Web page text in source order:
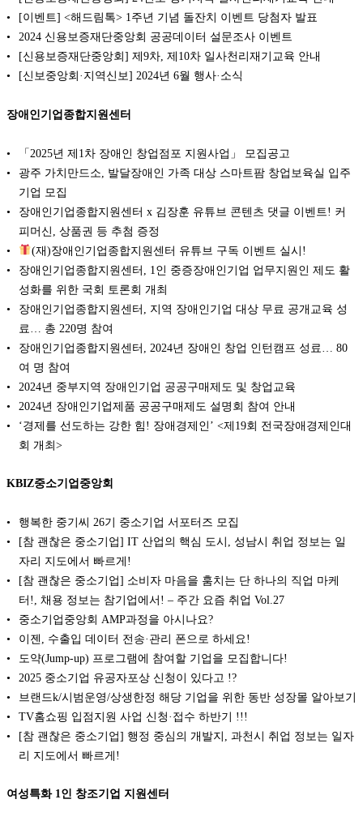
[이벤트] <해드림톡> 1주년 기념 돌잔치 이벤트 당첨자 발표
2024 신용보증재단중앙회 공공데이터 설문조사 이벤트
[신용보증재단중앙회] 제9차, 제10차 일사천리재기교육 안내
[신보중앙회·지역신보] 2024년 6월 행사·소식
장애인기업종합지원센터
「2025년 제1차 장애인 창업점포 지원사업」 모집공고
광주 가치만드소, 발달장애인 가족 대상 스마트팜 창업보육실 입주
기업 모집
장애인기업종합지원센터 x 김장훈 유튜브 콘텐츠 댓글 이벤트! 커
피머신, 상품권 등 추첨 증정
(재)장애인기업종합지원센터 유튜브 구독 이벤트 실시!
장애인기업종합지원센터, 1인 중증장애인기업 업무지원인 제도 활
성화를 위한 국회 토론회 개최
장애인기업종합지원센터, 지역 장애인기업 대상 무료 공개교육 성
료… 총 220명 참여
장애인기업종합지원센터, 2024년 장애인 창업 인턴캠프 성료… 80
여 명 참여
2024년 중부지역 장애인기업 공공구매제도 및 창업교육
2024년 장애인기업제품 공공구매제도 설명회 참여 안내
‘경제를 선도하는 강한 힘! 장애경제인’ <제19회 전국장애경제인대
회 개최>
KBIZ중소기업중앙회
행복한 중기씨 26기 중소기업 서포터즈 모집
[참 괜찮은 중소기업] IT 산업의 핵심 도시, 성남시 취업 정보는 일
자리 지도에서 빠르게!
[참 괜찮은 중소기업] 소비자 마음을 훔치는 단 하나의 직업 마케
터!, 채용 정보는 참기업에서! – 주간 요즘 취업 Vol.27
중소기업중앙회 AMP과정을 아시나요?
이젠, 수출입 데이터 전송·관리 폰으로 하세요!
도약(Jump-up) 프로그램에 참여할 기업을 모집합니다!
2025 중소기업 유공자포상 신청이 있다고 !?
브랜드k/시범운영/상생한정 해당 기업을 위한 동반 성장몰 알아보기
TV홈쇼핑 입점지원 사업 신청·접수 하반기 !!!
[참 괜찮은 중소기업] 행정 중심의 개발지, 과천시 취업 정보는 일자
리 지도에서 빠르게!
여성특화 1인 창조기업 지원센터